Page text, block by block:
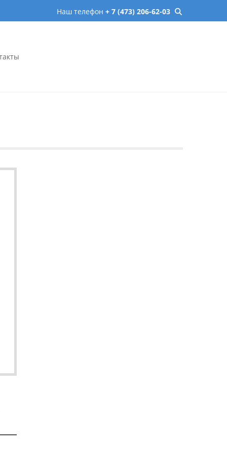
Наш телефон + 7 (473) 206-62-03